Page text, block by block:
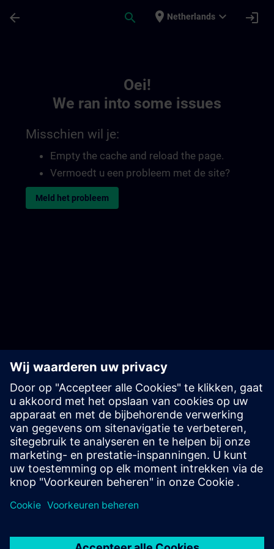
arrow_back search place Netherlands expand_more login
Oei!
We ran into some issues
Misschien wil je:
Empty the cache and reload the page.
Vermoedt u een probleem met de site?
Meld het probleem